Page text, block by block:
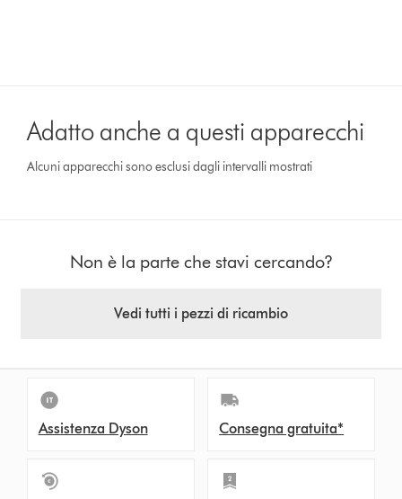
Adatto anche a questi apparecchi
Alcuni apparecchi sono esclusi dagli intervalli mostrati
Non è la parte che stavi cercando?
Vedi tutti i pezzi di ricambio
Assistenza Dyson Consegna gratuita*